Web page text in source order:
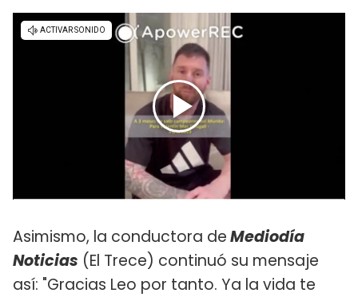
Asimismo, la conductora deMediodía
Noticias (El Trece) continuó su mensaje
así: "Gracias Leo por tanto. Ya la vida te